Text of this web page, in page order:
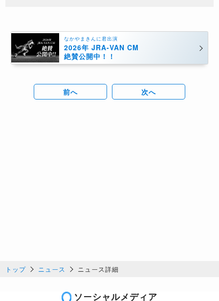
なかやまきんに君出演
2026年 JRA-VAN CM
絶賛公開中！！
前へ 次へ
トップ ニュース ニュース詳細
ソーシャルメディア